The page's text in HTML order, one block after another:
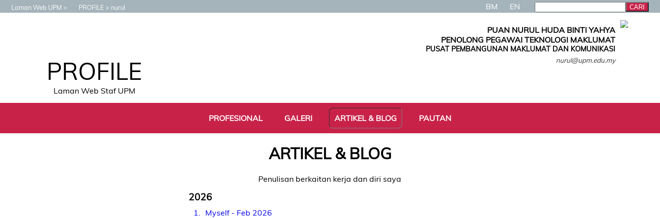
Laman Web UPM PROFILE nurul BM EN
PROFILE
Laman Web Staf UPM
PUAN NURUL HUDA BINTI YAHYA
PENOLONG PEGAWAI TEKNOLOGI MAKLUMAT
PUSAT PEMBANGUNAN MAKLUMAT DAN KOMUNIKASI
nurul@upm.edu.my
PROFESIONAL GALERI ARTIKEL & BLOG PAUTAN
ARTIKEL & BLOG
Penulisan berkaitan kerja dan diri saya
2026
1 Myself - Feb 2026